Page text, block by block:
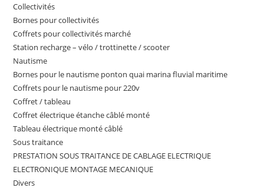
Collectivités
Bornes pour collectivités
Coffrets pour collectivités marché
Station recharge – vélo / trottinette / scooter
Nautisme
Bornes pour le nautisme ponton quai marina fluvial maritime
Coffrets pour le nautisme pour 220v
Coffret / tableau
Coffret électrique étanche câblé monté
Tableau électrique monté câblé
Sous traitance
PRESTATION SOUS TRAITANCE DE CABLAGE ELECTRIQUE
ELECTRONIQUE MONTAGE MECANIQUE
Divers